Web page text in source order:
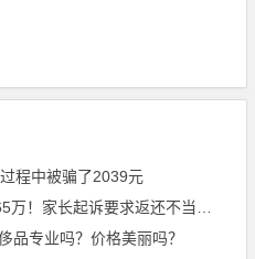
程中被骗了2039元
家长起诉要求返还不当得利！
品专业吗？价格美丽吗？